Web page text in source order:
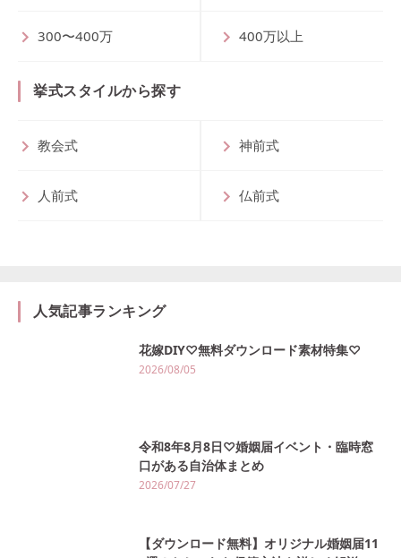
300〜400万 400万以上
挙式スタイルから探す
教会式 神前式
人前式 仏前式
人気記事ランキング
花嫁DIY♡無料ダウンロード素材特集♡
2026/08/05
令和8年8月8日♡婚姻届イベント・臨時窓
口がある自治体まとめ
2026/07/27
【ダウンロード無料】オリジナル婚姻届11